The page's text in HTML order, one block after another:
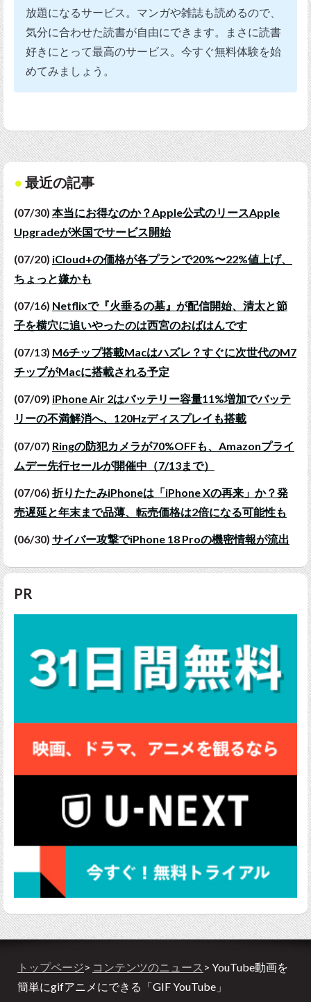
放題になるサービス。マンガや雑誌も読めるので、
気分に合わせた読書が自由にできます。まさに読書
好きにとって最高のサービス。今すぐ無料体験を始
めてみましょう。
最近の記事
(07/30) 本当にお得なのか？Apple公式のリースApple
Upgradeが米国でサービス開始
(07/20) iCloud+の価格が各プランで20%〜22%値上げ、
ちょっと嫌かも
(07/16) Netflixで『火垂るの墓』が配信開始、清太と節
子を横穴に追いやったのは西宮のおばはんです
(07/13) M6チップ搭載Macはハズレ？すぐに次世代のM7
チップがMacに搭載される予定
(07/09) iPhone Air 2はバッテリー容量11%増加でバッテ
リーの不満解消へ、120Hzディスプレイも搭載
(07/07) Ringの防犯カメラが70%OFFも、Amazonプライ
ムデー先行セールが開催中（7/13まで）
(07/06) 折りたたみiPhoneは「iPhone Xの再来」か？発
売遅延と年末まで品薄、転売価格は2倍になる可能性も
(06/30) サイバー攻撃でiPhone 18 Proの機密情報が流出
PR
トップページ> コンテンツのニュース > YouTube動画を
簡単にgifアニメにできる「GIF YouTube」